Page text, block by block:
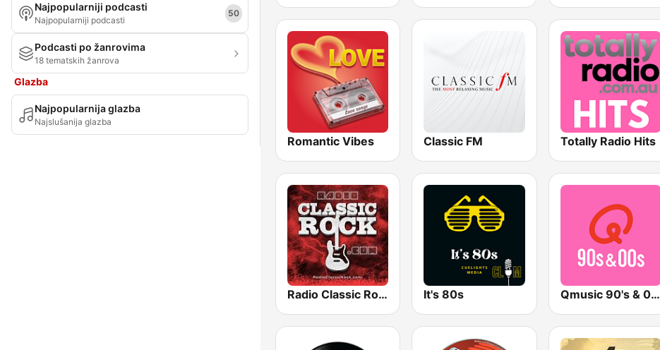
Najpopularniji podcasti
Najpopularniji podcasti
50
Podcasti po žanrovima
18 tematskih žanrova
Glazba
Najpopularnija glazba
Najslušanija glazba
Romantic Vibes Classic FM Totally Radio Hits
Radio Classic Rock It's 80s Qmusic 90's & 00's